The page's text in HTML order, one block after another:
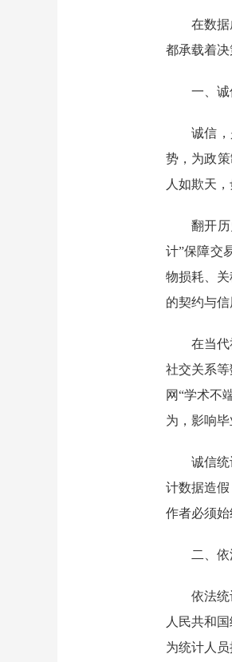
在数
都承载着
一、
诚信
势，为政
人如欺天
翻开
计”保障交
物损耗、
的契约与
在当
社交关系
网“学术不
为，影响毕
诚信
计数据造
作者必须
二、
依法
人民共和
为统计人